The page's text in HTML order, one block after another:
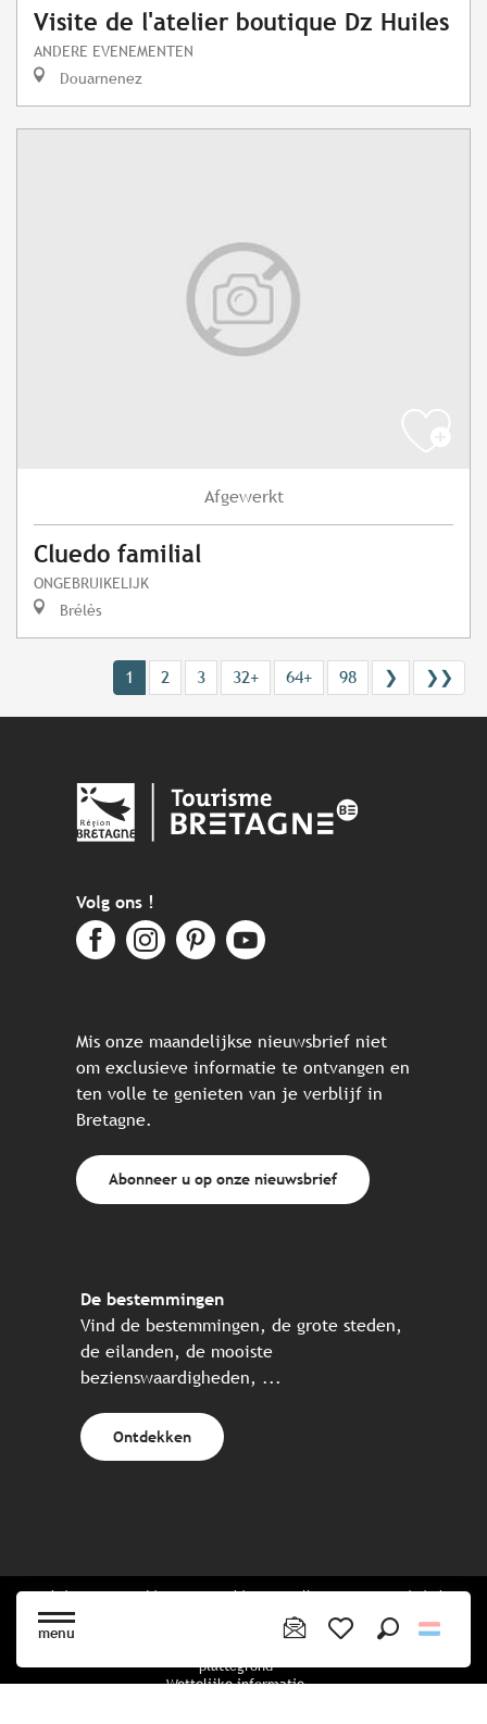
menu
Visite de l'atelier boutique Dz Huiles
ANDERE EVENEMENTEN
Douarnenez
Afgewerkt
Cluedo familial
ONGEBRUIKELIJK
Brélès
1 2 3 32+ 64+ 98 ❯ ❯❯
Volg ons !
Mis onze maandelijkse nieuwsbrief niet
om exclusieve informatie te ontvangen en
ten volle te genieten van je verblijf in
Bretagne.
Abonneer u op onze nieuwsbrief
De bestemmingen
Vind de bestemmingen, de grote steden,
de eilanden, de mooiste
bezienswaardigheden, ...
Ontdekken
Website gecreëerd in samenwerking met alle Bretonse toeristische
plattegrond
Wettelijke informatie